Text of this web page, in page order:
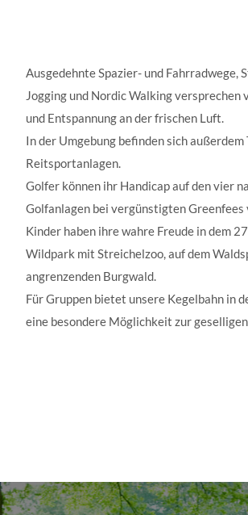
Ausgedehnte Spazier- und Fahrradwege,
Jogging und Nordic Walking versprechen
und Entspannung an der frischen Luft.
In der Umgebung befinden sich außerdem
Reitsportanlagen.
Golfer können ihr Handicap auf den vier
Golfanlagen bei vergünstigten Greenfees
Kinder haben ihre wahre Freude in dem
Wildpark mit Streichelzoo, auf dem
angrenzenden Burgwald.
Für Gruppen bietet unsere Kegelbahn in
eine besondere Möglichkeit zur